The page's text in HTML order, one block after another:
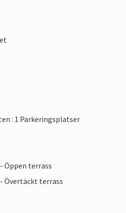
: 1 Parkeringsplatser
Öppen terrass
Övertäckt terrass